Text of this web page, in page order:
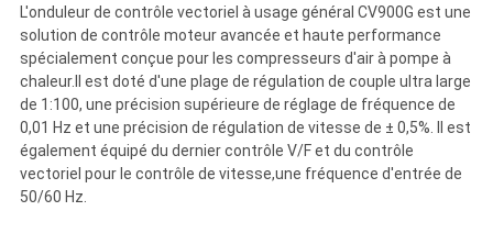
L'onduleur de contrôle vectoriel à usage général CV900G est une
solution de contrôle moteur avancée et haute performance
spécialement conçue pour les compresseurs d'air à pompe à
chaleur.Il est doté d'une plage de régulation de couple ultra large
de 1:100, une précision supérieure de réglage de fréquence de
0,01 Hz et une précision de régulation de vitesse de ± 0,5%. Il est
également équipé du dernier contrôle V/F et du contrôle
vectoriel pour le contrôle de vitesse,une fréquence d'entrée de
50/60 Hz.